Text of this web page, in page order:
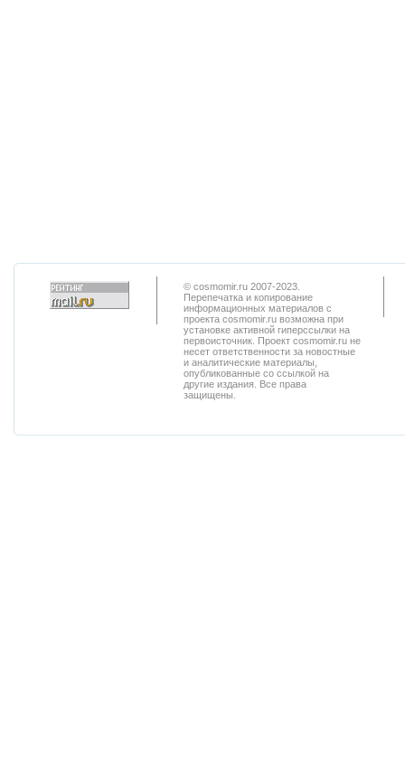
© cosmomir.ru 2007-2023.
Перепечатка и копирование
информационных материалов с
проекта cosmomir.ru возможна при
установке активной гиперссылки на
первоисточник. Проект cosmomir.ru не
несет ответственности за новостные
и аналитические материалы,
опубликованные со ссылкой на
другие издания. Все права
защищены.